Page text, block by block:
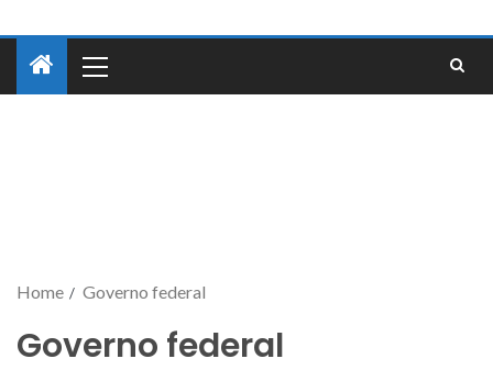
Home Governo federal
Governo federal